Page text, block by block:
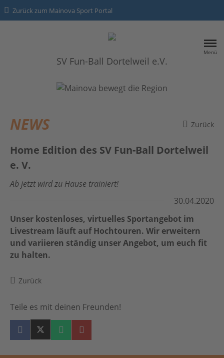
Zurück zum Mainova Sport Portal
Menü
SV Fun-Ball Dortelweil e.V.
Kontakt
Datenschutz
Zurück
NEWS
Home Edition des SV Fun-Ball Dortelweil
e. V.
Ab jetzt wird zu Hause trainiert!
30.04.2020
Unser kostenloses, virtuelles Sportangebot im
Livestream läuft auf Hochtouren. Wir erweitern
und variieren ständig unser Angebot, um euch fit
zu halten.
Zurück
Teile es mit deinen Freunden!